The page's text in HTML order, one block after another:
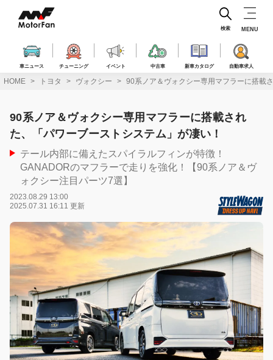
ス
車ニュース チューニング イベント 中古車 新車カタログ 自動車求人
検索 MENU
HOME トヨタ ヴォクシー 90系ノア＆ヴォクシー専用マフラーに搭載
90系ノア＆ヴォクシー専用マフラーに搭載され
た、「パワーブーストシステム」が凄い！
テール内部に備えたスパイラルフィンが特徴！
GANADORのマフラーで走りを強化！【90系ノア＆ヴ
ォクシー注目パーツ7選】
2023.08.29 13:00
2025.07.31 16:11 更新